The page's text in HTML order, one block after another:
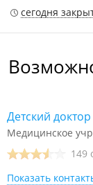
сегодня
Детский доктор
Медицинское
149
Показать